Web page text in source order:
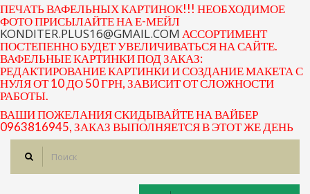
ПЕЧАТЬ ВАФЕЛЬНЫХ КАРТИНОК!!! НЕОБХОДИМОЕ
ФОТО ПРИСЫЛАЙТЕ НА Е-МЕЙЛ
KONDITER.PLUS16@GMAIL.COM АССОРТИМЕНТ
ПОСТЕПЕННО БУДЕТ УВЕЛИЧИВАТЬСЯ НА САЙТЕ.
ВАФЕЛЬНЫЕ КАРТИНКИ ПОД ЗАКАЗ:
РЕДАКТИРОВАНИЕ КАРТИНКИ И СОЗДАНИЕ МАКЕТА С
НУЛЯ ОТ 10 ДО 50 ГРН, ЗАВИСИТ ОТ СЛОЖНОСТИ
РАБОТЫ.
ВАШИ ПОЖЕЛАНИЯ СКИДЫВАЙТЕ НА ВАЙБЕР
0963816945, ЗАКАЗ ВЫПОЛНЯЕТСЯ В ЭТОТ ЖЕ ДЕНЬ